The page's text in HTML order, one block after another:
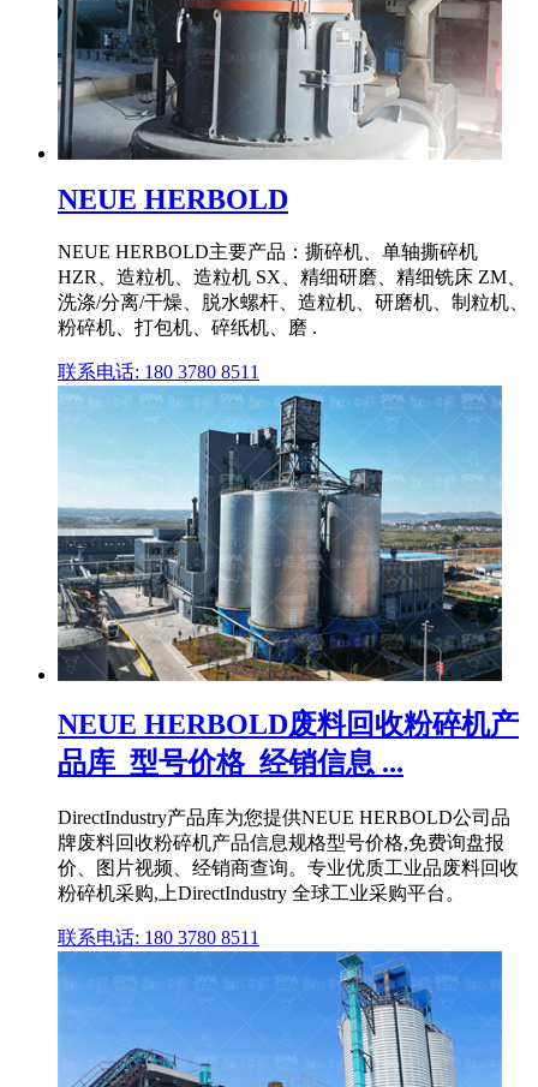
NEUE HERBOLD
NEUE HERBOLD主要产品：撕碎机、单轴撕碎机
HZR、造粒机、造粒机 SX、精细研磨、精细铣床 ZM、
洗涤/分离/干燥、脱水螺杆、造粒机、研磨机、制粒机、
粉碎机、打包机、碎纸机、磨 .
联系电话: 180 3780 8511
NEUE HERBOLD废料回收粉碎机产
品库_型号价格_经销信息 ...
DirectIndustry产品库为您提供NEUE HERBOLD公司品
牌废料回收粉碎机产品信息规格型号价格,免费询盘报
价、图片视频、经销商查询。专业优质工业品废料回收
粉碎机采购,上DirectIndustry 全球工业采购平台。
联系电话: 180 3780 8511